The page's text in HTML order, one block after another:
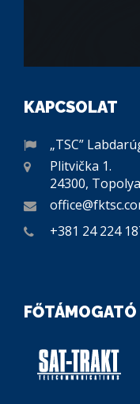
KAPCSOLAT
„TSC”
Plitvička 1.
24300, Topolya
+381 24 224
FŐTÁMOGATÓ